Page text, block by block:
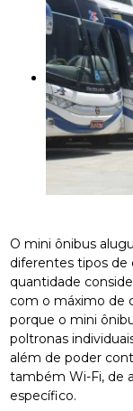
O mini ônibus
diferentes tipos de
quantidade
com o máximo de
porque o mini
poltronas
além de poder
também Wi-Fi, de
específico.